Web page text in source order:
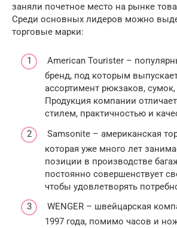
заняли почетное место на рынке
Среди основных лидеров можно
торговые марки:
American Tourister –
бренд, под которым
ассортимент рюкзаков,
Продукция компании
стилем, практичностью и
Samsonite – американская
которая уже много лет
позиции в производстве
постоянно совершенствует
чтобы удовлетворять
WENGER – швейцарская
1997 года, помимо часов и